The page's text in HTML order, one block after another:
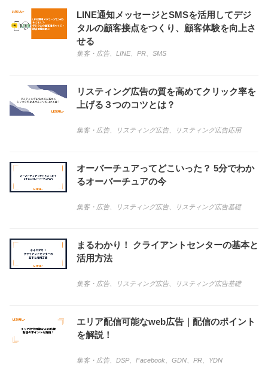
LINE通知メッセージとSMSを活用してデジ
タルの顧客接点をつくり、顧客体験を向上さ
せる
集客・広告、 LINE、 PR SMS
リスティング広告の質を高めてクリック率を
上げる３つのコツとは？
集客・広告、 リスティング広告、 リスティング広告応用
オーバーチュアってどこいった？ 5分でわか
るオーバーチュアの今
集客・広告、 リスティング広告、 リスティング広告基礎
まるわかり！ クライアントセンターの基本と
活用方法
集客・広告、 リスティング広告、 リスティング広告基礎
エリア配信可能なweb広告｜配信のポイント
を解説！
集客・広告、 DSP Facebook GDN PR YDN